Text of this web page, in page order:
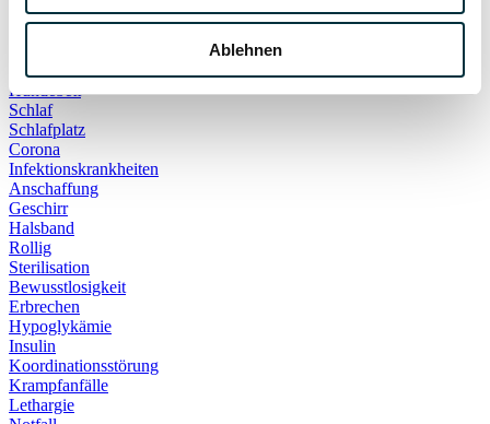
Ablehnen
Leckerlies
Leinenführigkeit
Schmerzen
Hundebett
Schlaf
Schlafplatz
Corona
Infektionskrankheiten
Anschaffung
Geschirr
Halsband
Rollig
Sterilisation
Bewusstlosigkeit
Erbrechen
Hypoglykämie
Insulin
Koordinationsstörung
Krampfanfälle
Lethargie